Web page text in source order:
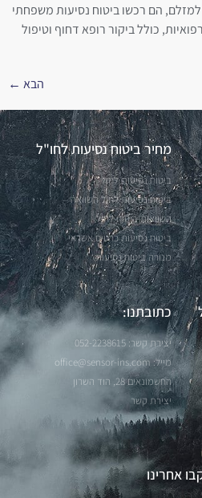
למזלם, הם רכשו ביטוח נסיעות משפחתי
כולל ביקור רופא דחוף וטיפול
הבא ←
מחיר ביטוח נסיעות לחו"ל
ביטוח נסיעות לחול
ביטוח נסיעות לחול השוואה
השוואות ביטוח לחול
ביטוח נסיעות כרטיס אשראי
מנורה ביטוח נסיעות
כתובתנו:
יצירת קשר: 052-2238615
מייל: office@sensor-ins.com
החשמונאים 28, הוד השרון
יצירת קשר
אחרינו